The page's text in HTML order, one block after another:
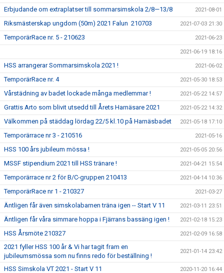
Erbjudande om extraplatser till sommarsimskola 2/8—13/8 2021-08-01
Riksmästerskap ungdom (50m) 2021 Falun 210703 2021-07-03 21:30
TemporärRace nr. 5 - 210623 2021-06-23
2021-06-19 18:16
HSS arrangerar Sommarsimskola 2021 ! 2021-06-02
TemporärRace nr. 4 2021-05-30 18:53
Vårstädning av badet lockade många medlemmar ! 2021-05-22 14:57
Grattis Arto som blivit utsedd till Årets Harnäsare 2021 2021-05-22 14:32
Välkommen på städdag lördag 22/5 kl.10 på Harnäsbadet 2021-05-18 17:10
Temporärrace nr 3 - 210516 2021-05-16
HSS 100 års jubileum mössa ! 2021-05-05 20:56
MSSF stipendium 2021 till HSS tränare ! 2021-04-21 15:54
Temporärrace nr 2 för B/C-gruppen 210413 2021-04-14 10:36
TemporärRace nr 1 - 210327 2021-03-27
Äntligen får även simskolabarnen träna igen -- Start V 11 2021-03-11 23:51
Äntligen får våra simmare hoppa i Fjärrans bassäng igen ! 2021-02-18 15:23
HSS Årsmöte 210327 2021-02-09 16:58
2021 fyller HSS 100 år & Vi har tagit fram en
jubileumsmössa som nu finns redo för beställning !
2021-01-14 23:42
HSS Simskola VT 2021 - Start V 11 2020-11-20 16:44